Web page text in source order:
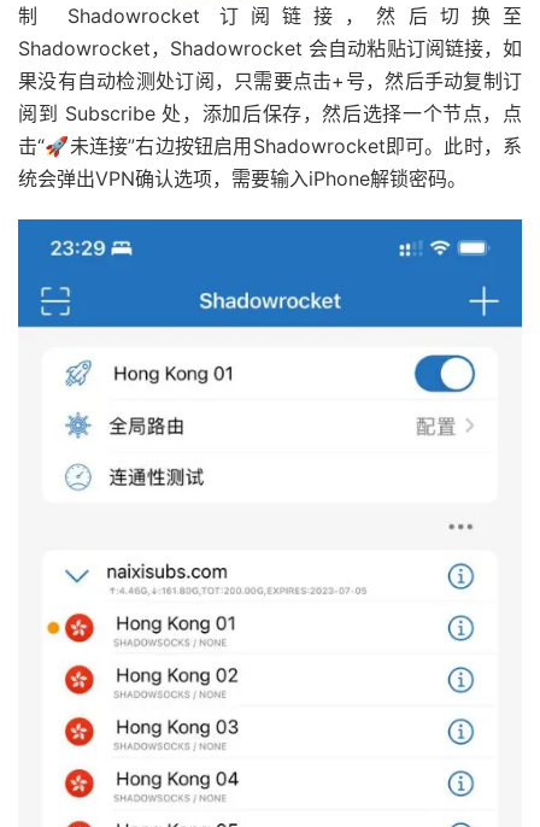
制 Shadowrocket 订阅链接，然后切换至
Shadowrocket，Shadowrocket 会自动粘贴订阅链接，如
果没有自动检测处订阅，只需要点击+号，然后手动复制订
阅到 Subscribe 处，添加后保存，然后选择一个节点，点
击“🚀未连接”右边按钮启用Shadowrocket即可。此时，系
统会弹出VPN确认选项，需要输入iPhone解锁密码。